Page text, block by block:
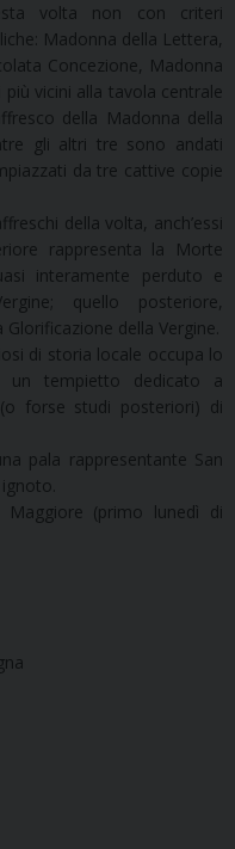
volta non con criteri
Madonna della Lettera,
Concezione, Madonna
più vicini alla tavola centrale
della Madonna della
gli altri tre sono andati
da tre cattive copie
della volta, anch’essi
rappresenta la Morte
interamente perduto e
quello posteriore,
della Vergine.
di storia locale occupa lo
un tempietto dedicato a
forse studi posteriori) di
pala rappresentante San
(primo lunedì di